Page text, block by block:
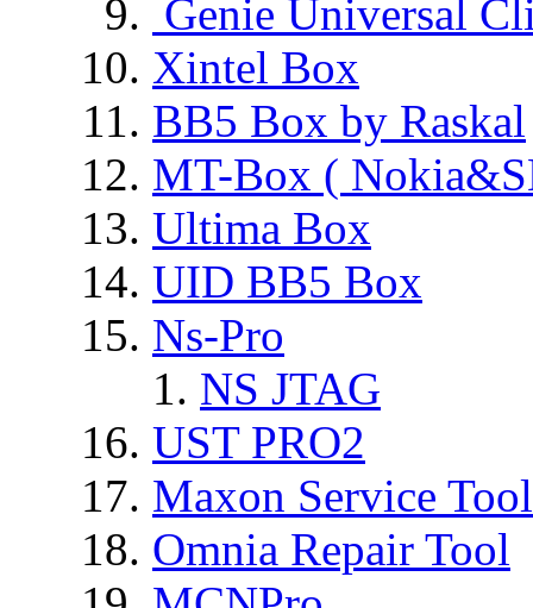
Genie Universal
Xintel Box
BB5 Box by Raskal
MT-Box (
Ultima Box
UID BB5 Box
Ns-Pro
NS JTAG
UST PRO2
Maxon Service
Omnia Repair Tool